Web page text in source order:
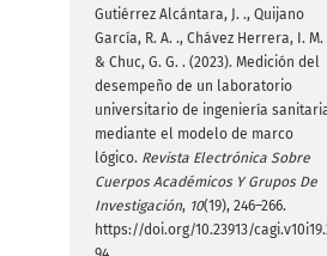
Gutiérrez Alcántara, J. ., Quijano
García, R. A. ., Chávez Herrera, I. M.
& Chuc, G. G. . (2023). Medición del
desempeño de un laboratorio
universitario de ingeniería
mediante el modelo de marco
lógico. Revista Electrónica Sobre
Cuerpos Académicos Y Grupos De
Investigación, 10(19), 246–266.
https://doi.org/10.23913/